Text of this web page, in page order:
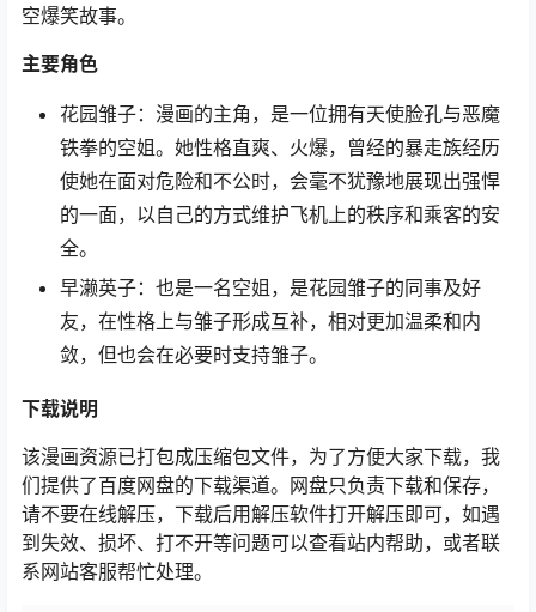
空爆笑故事。
主要角色
花园雏子：漫画的主角，是一位拥有天使脸孔与恶魔
铁拳的空姐。她性格直爽、火爆，曾经的暴走族经历
使她在面对危险和不公时，会毫不犹豫地展现出强悍
的一面，以自己的方式维护飞机上的秩序和乘客的安
全。
早濑英子：也是一名空姐，是花园雏子的同事及好
友，在性格上与雏子形成互补，相对更加温柔和内
敛，但也会在必要时支持雏子。
下载说明
该漫画资源已打包成压缩包文件，为了方便大家下载，我
们提供了百度网盘的下载渠道。网盘只负责下载和保存，
请不要在线解压，下载后用解压软件打开解压即可，如遇
到失效、损坏、打不开等问题可以查看站内帮助，或者联
系网站客服帮忙处理。